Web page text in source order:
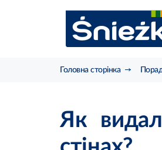
Головна сторінка
Як